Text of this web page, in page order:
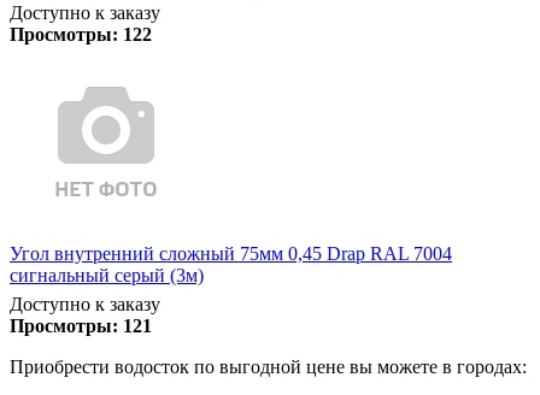
Доступно к заказу
Просмотры: 122
Угол внутренний сложный 75мм 0,45 Drap RAL 7004
сигнальный серый (3м)
Доступно к заказу
Просмотры: 121
Приобрести водосток по выгодной цене вы можете в городах: